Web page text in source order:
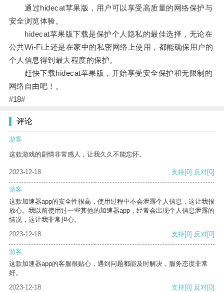
通过hidecat苹果版，用户可以享受高质量的网络保护与
安全浏览体验。
hidecat苹果版下载是保护个人隐私的最佳选择，无论在
公共Wi-Fi上还是在家中的私密网络上使用，都能确保用户的
个人信息得到最大程度的保护。
赶快下载hidecat苹果版，开始享受安全保护和无限制的
网络自由吧！。
#18#
评论
游客
这款游戏的剧情非常感人，让我久久不能忘怀。
2023-12-18 支持[0] 反对[0]
游客
这款加速器app的安全性很高，使用过程中不会泄露个人信息，这让我很
放心。我以前使用过一些其他的加速器app，经常会出现个人信息泄露的
情况，这让我非常担心。
2023-12-18
支持[0] 反对[0]
游客
这款加速器app的客服很贴心，遇到问题都能及时解决，服务态度非常
好。
2023-12-18
支持[0] 反对[0]